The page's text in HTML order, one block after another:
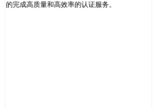
的完成高质量和高效率的认证服务。